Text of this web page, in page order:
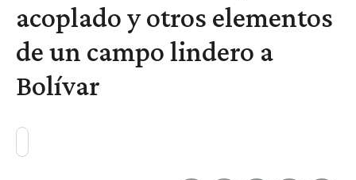
acoplado y otros elementos
de un campo lindero a
Bolívar